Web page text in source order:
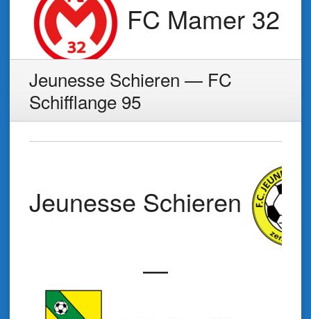
FC Mamer 32
Jeunesse Schieren — FC
Schifflange 95
Jeunesse Schieren
—